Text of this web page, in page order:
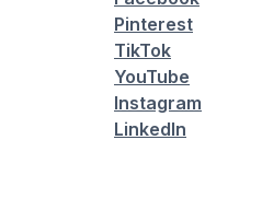
Pinterest
TikTok
YouTube
Instagram
LinkedIn